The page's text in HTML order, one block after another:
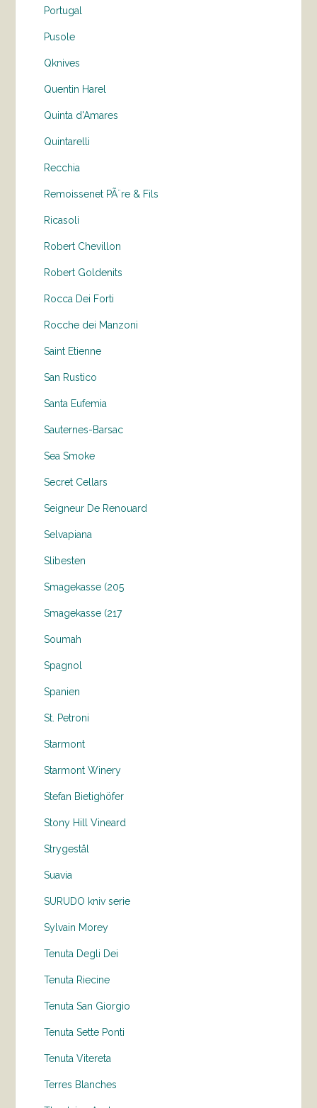
Portugal
Pusole
Qknives
Quentin Harel
Quinta d'Amares
Quintarelli
Recchia
Remoissenet PÃ¨re & Fils
Ricasoli
Robert Chevillon
Robert Goldenits
Rocca Dei Forti
Rocche dei Manzoni
Saint Etienne
San Rustico
Santa Eufemia
Sauternes-Barsac
Sea Smoke
Secret Cellars
Seigneur De Renouard
Selvapiana
Slibesten
Smagekasse (205
Smagekasse (217
Soumah
Spagnol
Spanien
St. Petroni
Starmont
Starmont Winery
Stefan Bietighöfer
Stony Hill Vineard
Strygestål
Suavia
SURUDO kniv serie
Sylvain Morey
Tenuta Degli Dei
Tenuta Riecine
Tenuta San Giorgio
Tenuta Sette Ponti
Tenuta Vitereta
Terres Blanches